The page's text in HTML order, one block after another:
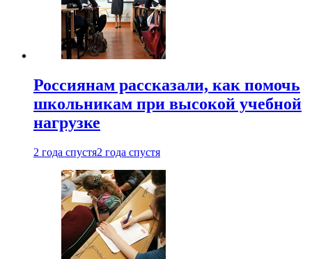
Россиянам рассказали, как помочь
школьникам при высокой учебной
нагрузке
2 года спустя2 года спустя